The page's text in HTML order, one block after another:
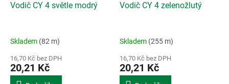
Vodič CY 4 světle modrý
Skladem (82 m)
16,70 Kč bez DPH
20,21 Kč
Vodič CY 4 zelenožlutý
Skladem (255 m)
16,70 Kč bez DPH
20,21 Kč